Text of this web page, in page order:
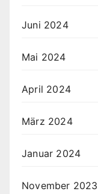
Juni 2024
Mai 2024
April 2024
März 2024
Januar 2024
November 2023